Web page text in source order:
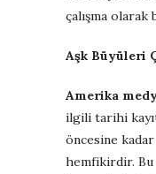
çalışma
Aşk Büyüleri
Amerika
ilgili tarihi
öncesine kadar
hemfikirdir. Bu